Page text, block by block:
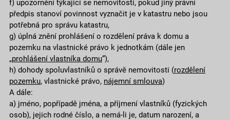
f) upozornění týkající se nemovitosti, pokud jiný právní
předpis stanoví povinnost vyznačit je v katastru nebo jsou
potřebná pro správu katastru,
g) úplná znění prohlášení o rozdělení práva k domu a
pozemku na vlastnické právo k jednotkám (dále jen
„prohlášení vlastníka domu“),
h) dohody spoluvlastníků o správě nemovitosti (rozdělení
pozemku, vlastnické právo, nájemní smlouva)
A dále:
a) jméno, popřípadě jména, a příjmení vlastníků (fyzických
osob), jejich rodné číslo, a nemá-li je, datum narození, a